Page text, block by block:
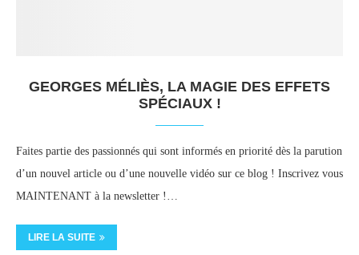
GEORGES MÉLIÈS, LA MAGIE DES EFFETS
SPÉCIAUX !
Faites partie des passionnés qui sont informés en priorité dès la parution
d’un nouvel article ou d’une nouvelle vidéo sur ce blog ! Inscrivez vous
MAINTENANT à la newsletter !…
LIRE LA SUITE